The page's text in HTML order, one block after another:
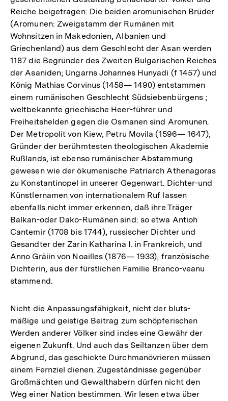
Reiche beigetragen: Die beiden aromunischen Brüder
(Aromunen: Zweigstamm der Rumänen mit
Wohnsitzen in Makedonien, Albanien und
Griechenland) aus dem Geschlecht der Asan werden
1187 die Begründer des Zweiten Bulgarischen Reiches
der Asaniden; Ungarns Johannes Hunyadi (f 1457) und
König Mathias Corvinus (1458— 1490) entstammen
einem rumänischen Geschlecht Südsiebenbürgens ;
weltbekannte griechische Heer-führer und
Freiheitshelden gegen die Osmanen sind Aromunen.
Der Metropolit von Kiew, Petru Movila (1596— 1647),
Gründer der berühmtesten theologischen Akademie
Rußlands, ist ebenso rumänischer Abstammung
gewesen wie der ökumenische Patriarch Athenagoras
zu Konstantinopel in unserer Gegenwart. Dichter-und
Künstlernamen von internationalem Ruf lassen
ebenfalls nicht immer erkennen, daß ihre Träger
Balkan-oder Dako-Rumänen sind: so etwa Antioh
Cantemir (1708 bis 1744), russischer Dichter und
Gesandter der Zarin Katharina I. in Frankreich, und
Anno Gräiin von Noailles (1876— 1933), französische
Dichterin, aus der fürstlichen Familie Branco-veanu
stammend.
Nicht die Anpassungsfähigkeit, nicht der bluts-
mäßige und geistige Beitrag zum schöpferischen
Werden anderer Völker sind indes eine Gewähr der
eigenen Zukunft. Und auch das Seiltanzen über dem
Abgrund, das geschickte Durchmanövrieren müssen
einem Fernziel dienen. Zugeständnisse gegenüber
Großmächten und Gewalthabern dürfen nicht den
Weg einer Nation bestimmen. Wir lesen etwa über